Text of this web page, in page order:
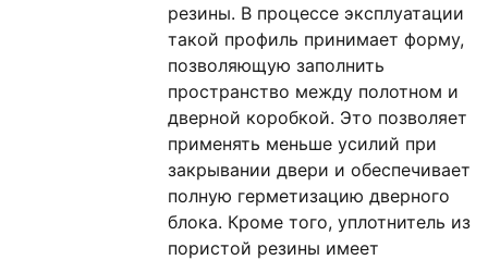
резины. В процессе эксплуатации
такой профиль принимает форму,
позволяющую заполнить
пространство между полотном и
дверной коробкой. Это позволяет
применять меньше усилий при
закрывании двери и обеспечивает
полную герметизацию дверного
блока. Кроме того, уплотнитель из
пористой резины имеет